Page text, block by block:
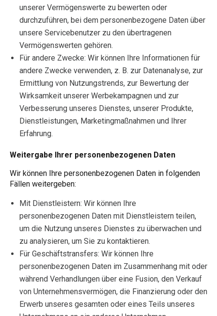
unserer Vermögenswerte zu bewerten oder
durchzuführen, bei dem personenbezogene Daten über
unsere Servicebenutzer zu den übertragenen
Vermögenswerten gehören.
Für andere Zwecke: Wir können Ihre Informationen für
andere Zwecke verwenden, z. B. zur Datenanalyse, zur
Ermittlung von Nutzungstrends, zur Bewertung der
Wirksamkeit unserer Werbekampagnen und zur
Verbesserung unseres Dienstes, unserer Produkte,
Dienstleistungen, Marketingmaßnahmen und Ihrer
Erfahrung.
Weitergabe Ihrer personenbezogenen Daten
Wir können Ihre personenbezogenen Daten in folgenden
Fällen weitergeben:
Mit Dienstleistern: Wir können Ihre
personenbezogenen Daten mit Dienstleistern teilen,
um die Nutzung unseres Dienstes zu überwachen und
zu analysieren, um Sie zu kontaktieren.
Für Geschäftstransfers: Wir können Ihre
personenbezogenen Daten im Zusammenhang mit oder
während Verhandlungen über eine Fusion, den Verkauf
von Unternehmensvermögen, die Finanzierung oder den
Erwerb unseres gesamten oder eines Teils unseres